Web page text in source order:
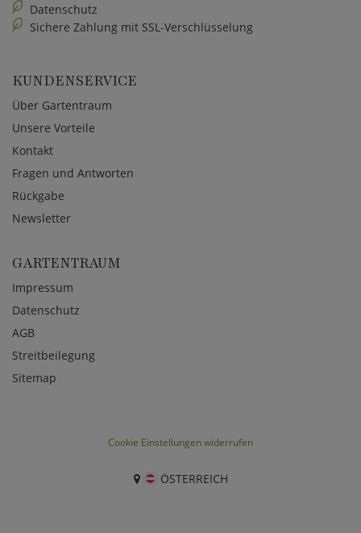
Datenschutz
Sichere Zahlung mit SSL-Verschlüsselung
KUNDENSERVICE
Über Gartentraum
Unsere Vorteile
Kontakt
Fragen und Antworten
Rückgabe
Newsletter
GARTENTRAUM
Impressum
Datenschutz
AGB
Streitbeilegung
Sitemap
Cookie Einstellungen widerrufen
ÖSTERREICH